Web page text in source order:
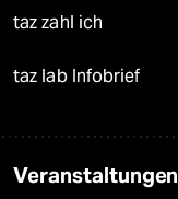
taz zahl ich
taz lab Infobrief
Veranstaltungen